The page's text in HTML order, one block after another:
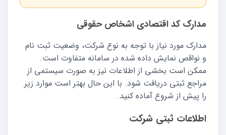
مدارک کد اقتصادی اشخاص حقوقی
مدارک مورد نیاز با توجه به نوع شرکت، وضعیت ثبت نام
و نواقص نمایش داده شده در سامانه متفاوت است.
ممکن است بخشی از اطلاعات نیز به صورت سیستمی از
مراجع ثبتی دریافت شود. با این حال بهتر است موارد زیر
را پیش از شروع آماده کنید.
اطلاعات ثبتی شرکت